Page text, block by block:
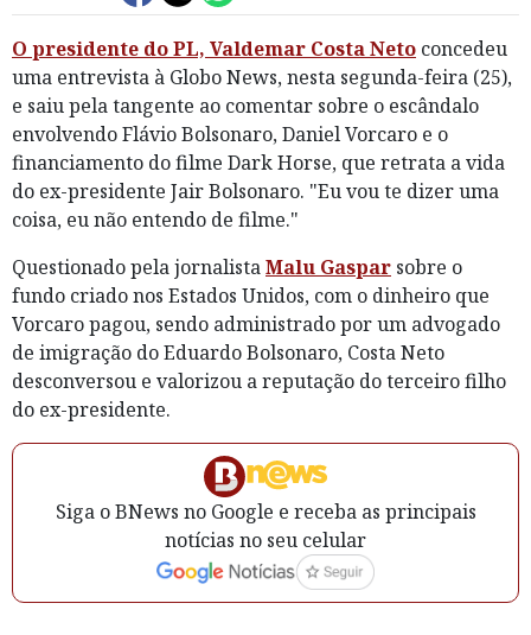
O presidente do PL, Valdemar Costa Neto concedeu
uma entrevista à Globo News, nesta segunda-feira (25),
e saiu pela tangente ao comentar sobre o escândalo
envolvendo Flávio Bolsonaro, Daniel Vorcaro e o
financiamento do filme Dark Horse, que retrata a vida
do ex-presidente Jair Bolsonaro. "Eu vou te dizer uma
coisa, eu não entendo de filme."
Questionado pela jornalistaMalu Gaspar sobre o
fundo criado nos Estados Unidos, com o dinheiro que
Vorcaro pagou, sendo administrado por um advogado
de imigração do Eduardo Bolsonaro, Costa Neto
desconversou e valorizou a reputação do terceiro filho
do ex-presidente.
Siga o BNews no Google e receba as principais
notícias no seu celular